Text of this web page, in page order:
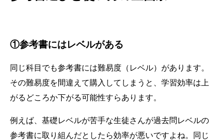
①参考書にはレベルがある
同じ科目でも参考書には難易度（レベル）があります。
その難易度を間違えて購入してしまうと、学習効率は上
がるどころか下がる可能性すらあります。
例えば、基礎レベルが苦手な生徒さんが過去問レベルの
参考書に取り組んだとしたら効率が悪いですよね。同じ